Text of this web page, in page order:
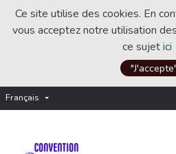
Ce site utilise des cookies. En
vous acceptez notre utilisation
ce sujetici
"J'accepte"
Français Choisir la langue